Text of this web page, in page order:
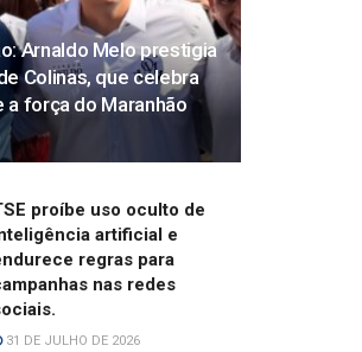
Arnaldo Melo prestigia
Colinas, que celebra
a força do Maranhão
proíbe uso oculto de
artificial e
regras para
nas redes
31 DE JULHO DE 2026